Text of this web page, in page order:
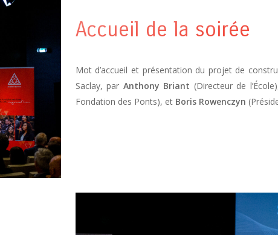
Accueil de la soirée
Mot d’accueil et présentation du projet de
Saclay, par Anthony Briant (Directeur de
Fondation des Ponts), et Boris Rowenczyn